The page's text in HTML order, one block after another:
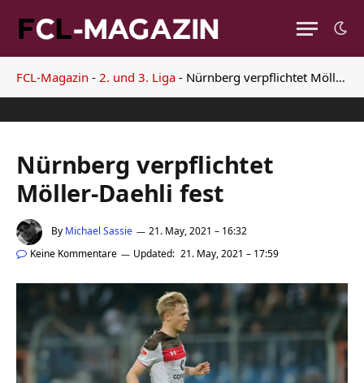
FCL-Magazin - 2. und 3. Liga - Nürnberg verpflichtet Möller-Daehli fest
Nürnberg verpflichtet
Möller-Daehli fest
By Michael Sassie
21. May, 2021 – 16:32
Keine Kommentare
Updated: 21. May, 2021 – 17:59